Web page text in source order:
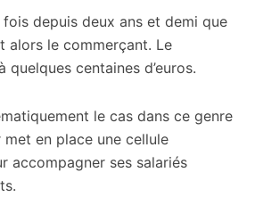
fois depuis deux ans et demi que
alors le commerçant. Le
quelques centaines d’euros.
le cas dans ce genre
met en place une cellule
accompagner ses salariés